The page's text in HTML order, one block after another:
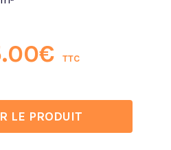
€ TTC
LE PRODUIT